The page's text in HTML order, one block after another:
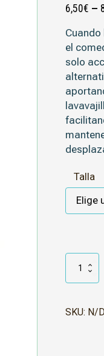
6,50€ –
el
solo
Talla
Bambú
Negro
SKU: N/